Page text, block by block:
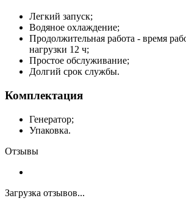
Легкий запуск;
Водяное охлаждение;
Продолжительная работа - время
нагрузки 12 ч;
Простое обслуживание;
Долгий срок службы.
Комплектация
Генератор;
Упаковка.
Отзывы
Загрузка отзывов...